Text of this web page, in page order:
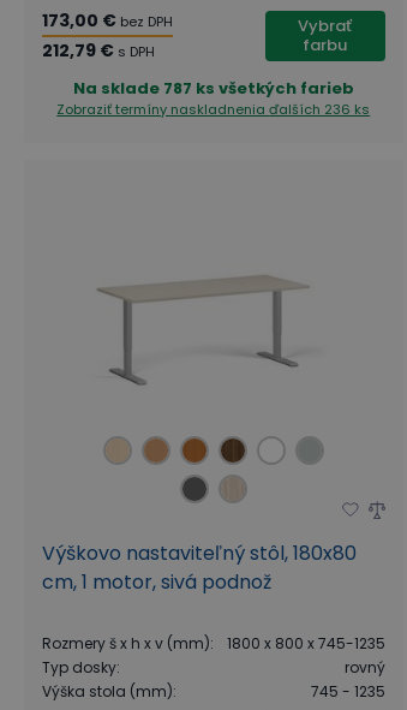
173,00 € bez DPH
212,79 € s DPH
Vybrať
farbu
Na sklade 787 ks všetkých farieb
Zobraziť termíny naskladneniaďalších 236 ks
Výškovo nastaviteľný stôl, 180x80
cm, 1 motor, sivá podnož
Rozmery š x h x v (mm):
1800 x 800 x 745-1235
Typ dosky:
rovný
Výška stola (mm): 745 - 1235